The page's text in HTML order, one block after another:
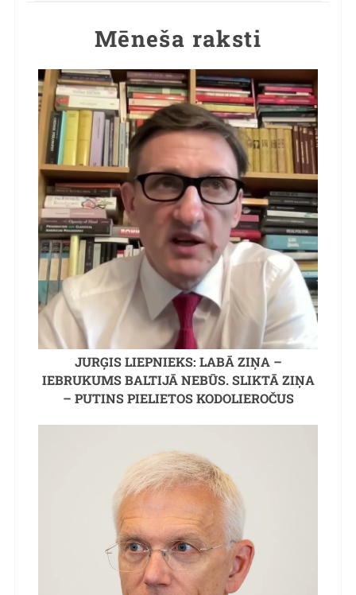
Mēneša raksti
JURĢIS LIEPNIEKS: LABĀ ZIŅA –
IEBRUKUMS BALTIJĀ NEBŪS. SLIKTĀ ZIŅA
– PUTINS PIELIETOS KODOLIEROČUS